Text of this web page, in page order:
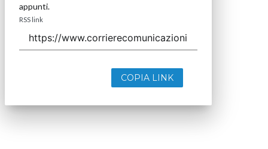
appunti.
RSS link
COPIA LINK